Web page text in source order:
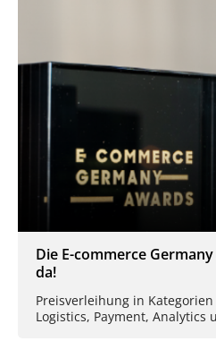
Die E-commerce
da!
Preisverleihung in
Logistics, Payment, Analytics